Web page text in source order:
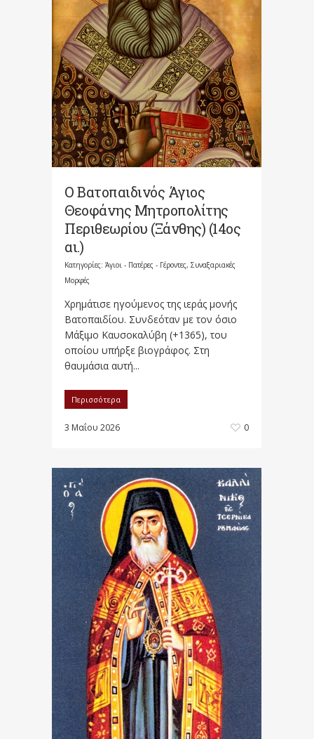
Ο Βατοπαιδινός Άγιος
Θεοφάνης Μητροπολίτης
Περιθεωρίου (Ξάνθης) (14ος
αι.)
Κατηγορίες: Άγιοι - Πατέρες - Γέροντες, Συναξαριακές
Μορφές
Χρημάτισε ηγούμενος της ιεράς μονής
Βατοπαιδίου. Συνδεόταν με τον όσιο
Μάξιμο Καυσοκαλύβη (+1365), του
οποίου υπήρξε βιογράφος. Στη
θαυμάσια αυτή...
Περισσότερα
3 Μαΐου 2026 0